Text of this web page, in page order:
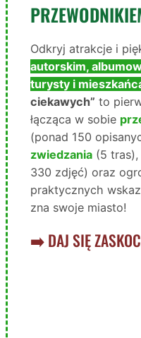
Odkryj atrakcje i
autorskim,
turysty i
ciekawych” to
łącząca w sobie
(ponad 150
zwiedzania (5 tras),
330 zdjęć) oraz
praktycznych
zna swoje miasto!
➡️DAJ SIĘ